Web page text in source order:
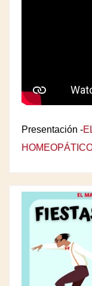
Presentación -